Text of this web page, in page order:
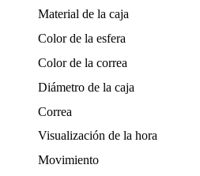
Material de la caja
Color de la esfera
Color de la correa
Diámetro de la caja
Correa
Visualización de la hora
Movimiento